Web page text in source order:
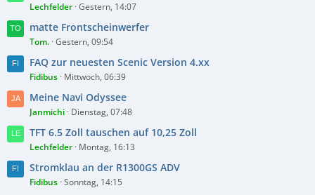
Lechfelder Gestern, 14:07
matte Frontscheinwerfer
Tom. Gestern, 09:54
FAQ zur neuesten Scenic Version 4.xx
Fidibus Mittwoch, 06:39
Meine Navi Odyssee
Janmichi Dienstag, 07:48
TFT 6.5 Zoll tauschen auf 10,25 Zoll
Lechfelder Montag, 16:13
Stromklau an der R1300GS ADV
Fidibus Sonntag, 14:15